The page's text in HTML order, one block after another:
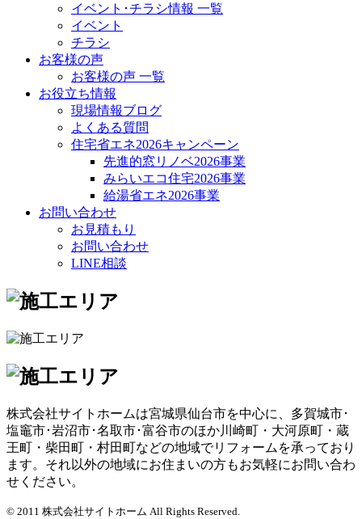
イベント･チラシ情報 一覧
イベント
チラシ
お客様の声
お客様の声 一覧
お役立ち情報
現場情報ブログ
よくある質問
住宅省エネ2026キャンペーン
先進的窓リノベ2026事業
みらいエコ住宅2026事業
給湯省エネ2026事業
お問い合わせ
お見積もり
お問い合わせ
LINE相談
株式会社サイトホームは宮城県仙台市を中心に、多賀城市･
塩竈市･岩沼市･名取市･富谷市のほか川崎町・大河原町・蔵
王町・柴田町・村田町などの地域でリフォームを承っており
ます。それ以外の地域にお住まいの方もお気軽にお問い合わ
せください。
© 2011 株式会社サイトホーム All Rights Reserved.